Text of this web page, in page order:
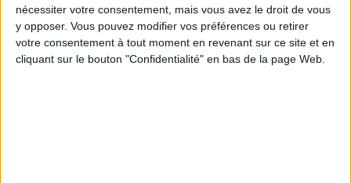
nécessiter votre consentement, mais vous avez le droit de vous
y opposer. Vous pouvez modifier vos préférences ou retirer
votre consentement à tout moment en revenant sur ce site et en
cliquant sur le bouton "Confidentialité" en bas de la page Web.